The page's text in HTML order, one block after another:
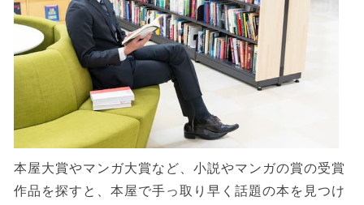
本屋大賞やマンガ大賞など、小説やマンガの賞の受賞
作品を探すと、本屋で手っ取り早く話題の本を見つけ